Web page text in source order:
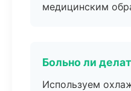
медицинским
Больно ли
Используем